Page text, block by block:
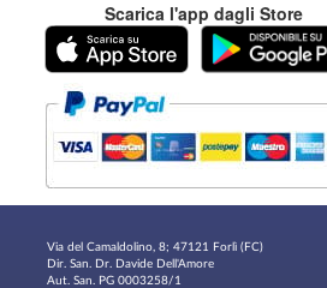
Scarica l'app dagli Store
Via del Camaldolino, 8; 47121 Forlì (FC)
Dir. San. Dr. Davide Dell'Amore
Aut. San. PG 0003258/1